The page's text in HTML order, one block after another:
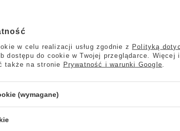
w celu realizacji usług zgodnie z Polityką
dostępu do cookie w Twojej przeglądarce. Więcej
także na stronie Prywatność i warunki Google
(wymagane)